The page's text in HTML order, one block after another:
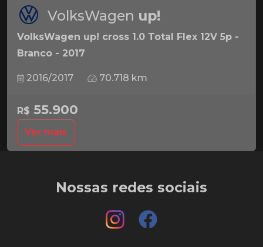
VolksWagen up!
VolksWagen up! cross 1.0 Total Flex 12V 5p -
Branco - 2017
2016/2017 70.718 km
R$ 55.900
Ver mais
Nossas redes sociais